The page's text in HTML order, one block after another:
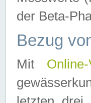
der Beta-
Bezug
Mit